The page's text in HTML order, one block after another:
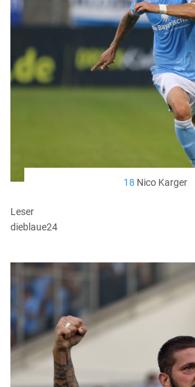
18 Nico Karger
Leser
dieblaue24